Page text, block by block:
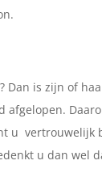
is zijn of
u vertrouwelijk
u dan wel